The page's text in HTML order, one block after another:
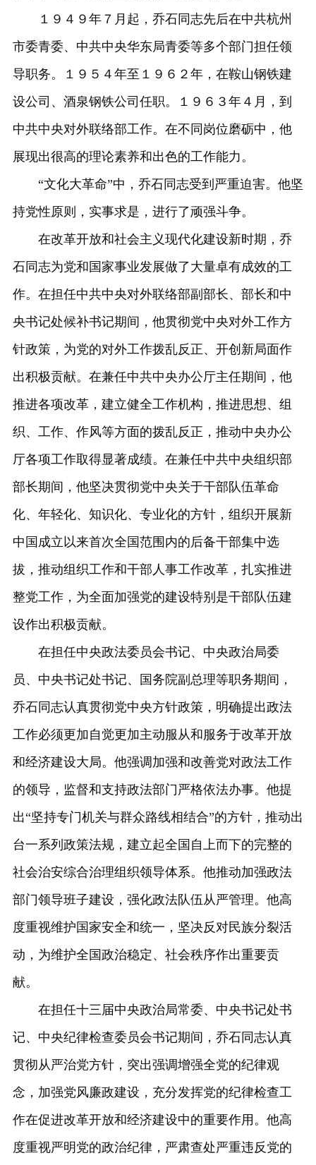
１９４９年７月起，乔石同志先后在中共杭州
市委青委、中共中央华东局青委等多个部门担任领
导职务。１９５４年至１９６２年，在鞍山钢铁建
设公司、酒泉钢铁公司任职。１９６３年４月，到
中共中央对外联络部工作。在不同岗位磨砺中，他
展现出很高的理论素养和出色的工作能力。
“文化大革命”中，乔石同志受到严重迫害。他坚
持党性原则，实事求是，进行了顽强斗争。
在改革开放和社会主义现代化建设新时期，乔
石同志为党和国家事业发展做了大量卓有成效的工
作。在担任中共中央对外联络部副部长、部长和中
央书记处候补书记期间，他贯彻党中央对外工作方
针政策，为党的对外工作拨乱反正、开创新局面作
出积极贡献。在兼任中共中央办公厅主任期间，他
推进各项改革，建立健全工作机构，推进思想、组
织、工作、作风等方面的拨乱反正，推动中央办公
厅各项工作取得显著成绩。在兼任中共中央组织部
部长期间，他坚决贯彻党中央关于干部队伍革命
化、年轻化、知识化、专业化的方针，组织开展新
中国成立以来首次全国范围内的后备干部集中选
拔，推动组织工作和干部人事工作改革，扎实推进
整党工作，为全面加强党的建设特别是干部队伍建
设作出积极贡献。
在担任中央政法委员会书记、中央政治局委
员、中央书记处书记、国务院副总理等职务期间，
乔石同志认真贯彻党中央方针政策，明确提出政法
工作必须更加自觉更加主动服从和服务于改革开放
和经济建设大局。他强调加强和改善党对政法工作
的领导，监督和支持政法部门严格依法办事。他提
出“坚持专门机关与群众路线相结合”的方针，推动出
台一系列政策法规，建立起全国自上而下的完整的
社会治安综合治理组织领导体系。他推动加强政法
部门领导班子建设，强化政法队伍从严管理。他高
度重视维护国家安全和统一，坚决反对民族分裂活
动，为维护全国政治稳定、社会秩序作出重要贡
献。
在担任十三届中央政治局常委、中央书记处书
记、中央纪律检查委员会书记期间，乔石同志认真
贯彻从严治党方针，突出强调增强全党的纪律观
念，加强党风廉政建设，充分发挥党的纪律检查工
作在促进改革开放和经济建设中的重要作用。他高
度重视严明党的政治纪律，严肃查处严重违反党的